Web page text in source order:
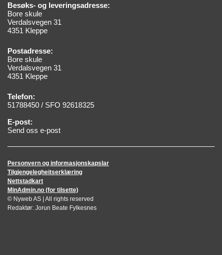
Besøks- og leveringsadresse:
Bore skule
Verdalsvegen 31
4351 Kleppe
Postadresse:
Bore skule
Verdalsvegen 31
4351 Kleppe
Telefon:
51788450 / SFO 92618325
E-post:
Send oss e-post
Personvern og informasjonskapslar
Tilgjengelegheitserklæring
Nettstadkart
MinAdmin.no (for tilsette)
© Nyweb AS | All rights reserved
Redaktør: Jorun Beate Fylkesnes